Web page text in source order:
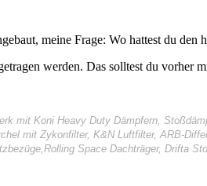
meine Frage: Wo hattest du den
werden. Das solltest du vorher
mit Koni Heavy Duty Dämpfern,
mit Zykonfilter, K&N Luftfilter, ARB-
Space Dachträger, Drifta